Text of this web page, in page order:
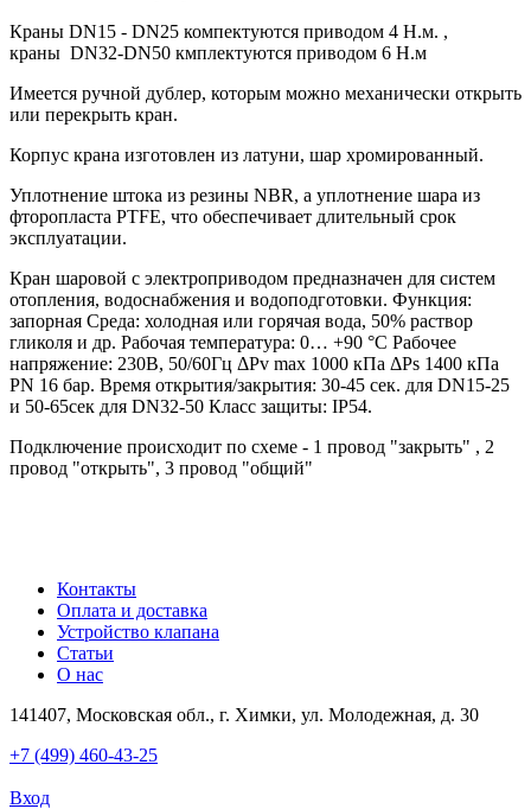
Краны DN15 - DN25 компектуются приводом 4 Н.м. ,
краны DN32-DN50 кмплектуются приводом 6 Н.м
Имеется ручной дублер, которым можно механически открыть
или перекрыть кран.
Корпус крана изготовлен из латуни, шар хромированный.
Уплотнение штока из резины NBR, а уплотнение шара из
фторопласта PTFE, что обеспечивает длительный срок
эксплуатации.
Кран шаровой с электроприводом предназначен для систем
отопления, водоснабжения и водоподготовки. Функция:
запорная Среда: холодная или горячая вода, 50% раствор
гликоля и др. Рабочая температура: 0… +90 °С Рабочее
напряжение: 230В, 50/60Гц ΔPv max 1000 кПа ΔPs 1400 кПа
PN 16 бар. Время открытия/закрытия: 30-45 сек. для DN15-25
и 50-65сек для DN32-50 Класс защиты: IP54.
Подключение происходит по схеме - 1 провод "закрыть" , 2
провод "открыть", 3 провод "общий"
Контакты
Оплата и доставка
Устройство клапана
Статьи
О нас
141407, Московская обл., г. Химки, ул. Молодежная, д. 30
+7 (499) 460-43-25
Вход